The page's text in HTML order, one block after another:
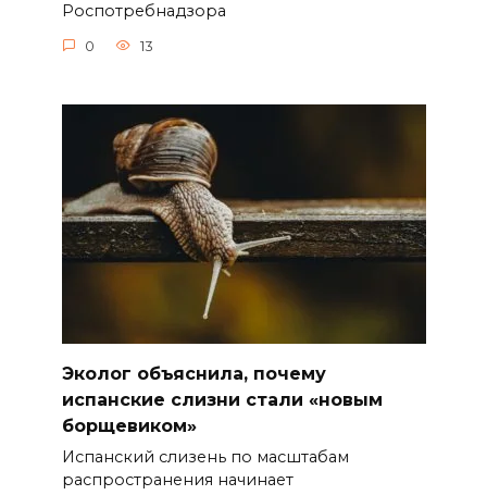
Роспотребнадзора
0 13
Эколог объяснила, почему
испанские слизни стали «новым
борщевиком»
Испанский слизень по масштабам
распространения начинает